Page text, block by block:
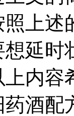
上述
延时
内容
酒配